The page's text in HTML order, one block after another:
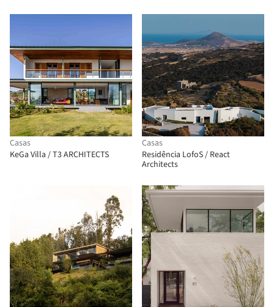
Casas
KeGa Villa / T3 ARCHITECTS
Casas
Residência LofoS / React
Architects